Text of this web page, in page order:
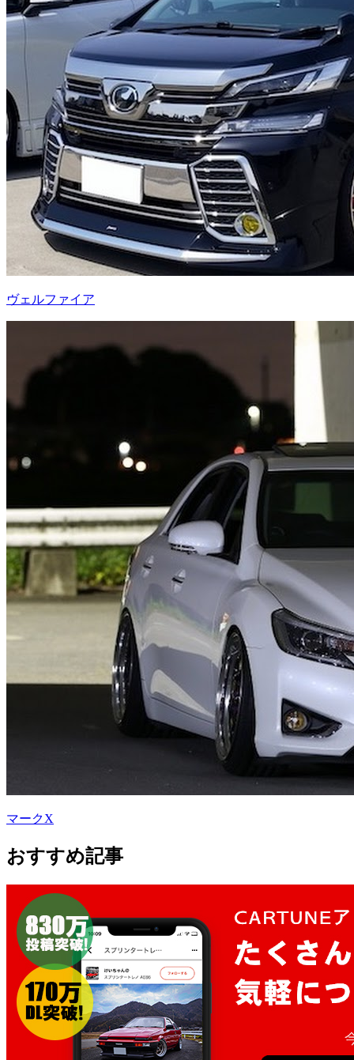
ヴェルファイア
マークX
おすすめ記事